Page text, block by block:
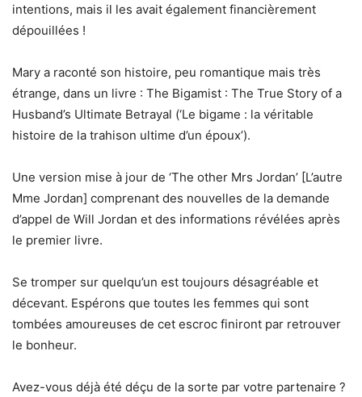
intentions, mais il les avait également financièrement
dépouillées !
Mary a raconté son histoire, peu romantique mais très
étrange, dans un livre : The Bigamist : The True Story of a
Husband’s Ultimate Betrayal (‘Le bigame : la véritable
histoire de la trahison ultime d’un époux’).
Une version mise à jour de ‘The other Mrs Jordan’ [L’autre
Mme Jordan] comprenant des nouvelles de la demande
d’appel de Will Jordan et des informations révélées après
le premier livre.
Se tromper sur quelqu’un est toujours désagréable et
décevant. Espérons que toutes les femmes qui sont
tombées amoureuses de cet escroc finiront par retrouver
le bonheur.
Avez-vous déjà été déçu de la sorte par votre partenaire ?